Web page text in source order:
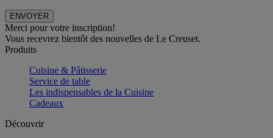
Merci pour votre inscription!
Vous recevrez bientôt des nouvelles de Le Creuset.
Produits
Cuisine & Pâtisserie
Service de table
Les indispensables de la Cuisine
Cadeaux
Découvrir